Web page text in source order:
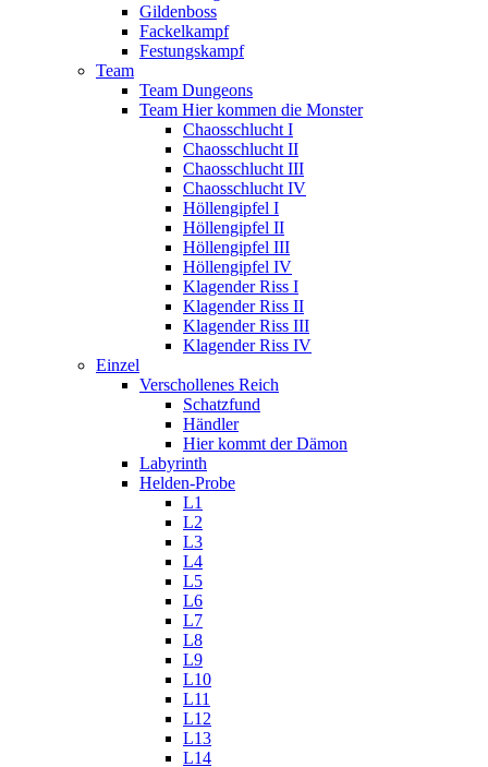
Gildenboss
Fackelkampf
Festungskampf
Team
Team Dungeons
Team Hier kommen die Monster
Chaosschlucht I
Chaosschlucht II
Chaosschlucht III
Chaosschlucht IV
Höllengipfel I
Höllengipfel II
Höllengipfel III
Höllengipfel IV
Klagender Riss I
Klagender Riss II
Klagender Riss III
Klagender Riss IV
Einzel
Verschollenes Reich
Schatzfund
Händler
Hier kommt der Dämon
Labyrinth
Helden-Probe
L1
L2
L3
L4
L5
L6
L7
L8
L9
L10
L11
L12
L13
L14